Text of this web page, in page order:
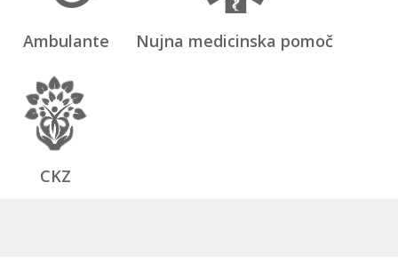
Ambulante Nujna medicinska pomoč
CKZ